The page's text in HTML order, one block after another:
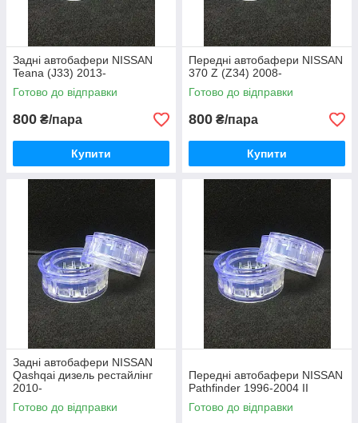
Задні автобафери NISSAN
Teana (J33) 2013-
Готово до відправки
800 ₴/пара
Купити
Передні автобафери NISSAN
370 Z (Z34) 2008-
Готово до відправки
800 ₴/пара
Купити
Задні автобафери NISSAN
Qashqai дизель рестайлінг
2010-
Готово до відправки
Передні автобафери NISSAN
Pathfinder 1996-2004 II
Готово до відправки